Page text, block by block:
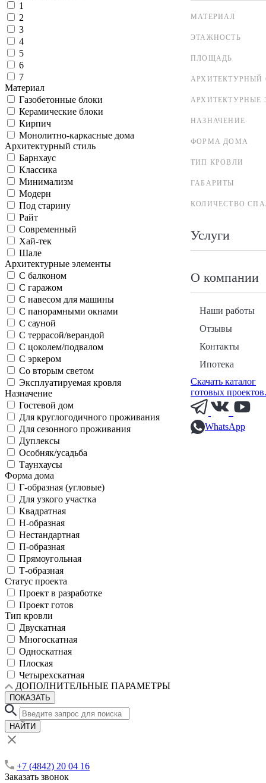
МАТЕРИАЛ
ЭТАЖНОСТЬ
ПЛОЩАДЬ
АРХИТЕКТУРНЫЙ
АРХИТЕКТУРНЫЕ
НАЗНАЧЕНИЕ
ФОРМА ДОМА
ТИП КРОВЛИ
ГАБАРИТЫ
КОЛИЧЕСТВО
Услуги
О компании
Наши работы
Отзывы
Контакты
Ипотека
Скачать каталог
готовых
WhatsApp
1
2
3
4
5
6
7
Материал
Газобетонные блоки
Керамические блоки
Кирпич
Монолитно-каркасные дома
Архитектурный стиль
Барнхаус
Классика
Минимализм
Модерн
Под старину
Райт
Современный
Хай-тек
Шале
Архитектурные элементы
С балконом
С гаражом
С навесом для машины
С панорамными окнами
С сауной
С террасой/верандой
С цоколем/подвалом
С эркером
Со вторым светом
Эксплуатируемая кровля
Назначение
Гостевой дом
Для круглогодичного проживания
Для сезонного проживания
Дуплексы
Особняк/усадьба
Таунхаусы
Форма дома
Г-образная (угловые)
Для узкого участка
Квадратная
Н-образная
Нестандартная
П-образная
Прямоугольная
Т-образная
Статус проекта
Проект в разработке
Проект готов
Тип кровли
Двускатная
Многоскатная
Односкатная
Плоская
Четырехскатная
ДОПОЛНИТЕЛЬНЫЕ ПАРАМЕТРЫ
ПОКАЗАТЬ
НАЙТИ
+7 (4842) 20 04 16
Заказать звонок